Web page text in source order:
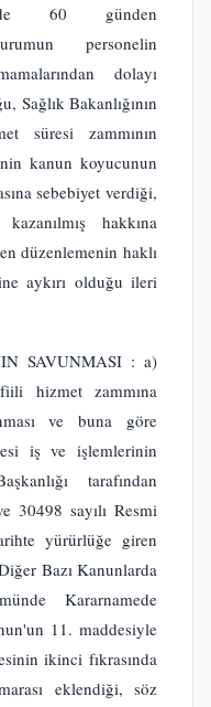
60 günden
personelin
dolayı
Sağlık Bakanlığının
süresi zammının
kanun koyucunun
sebebiyet verdiği,
hakkına
düzenlemenin haklı
aykırı olduğu ileri
SAVUNMASI : a)
hizmet zammına
ve buna göre
iş ve işlemlerinin
tarafından
30498 sayılı Resmi
yürürlüğe giren
Bazı Kanunlarda
Kararnamede
11. maddesiyle
ikinci fıkrasında
eklendiği, söz